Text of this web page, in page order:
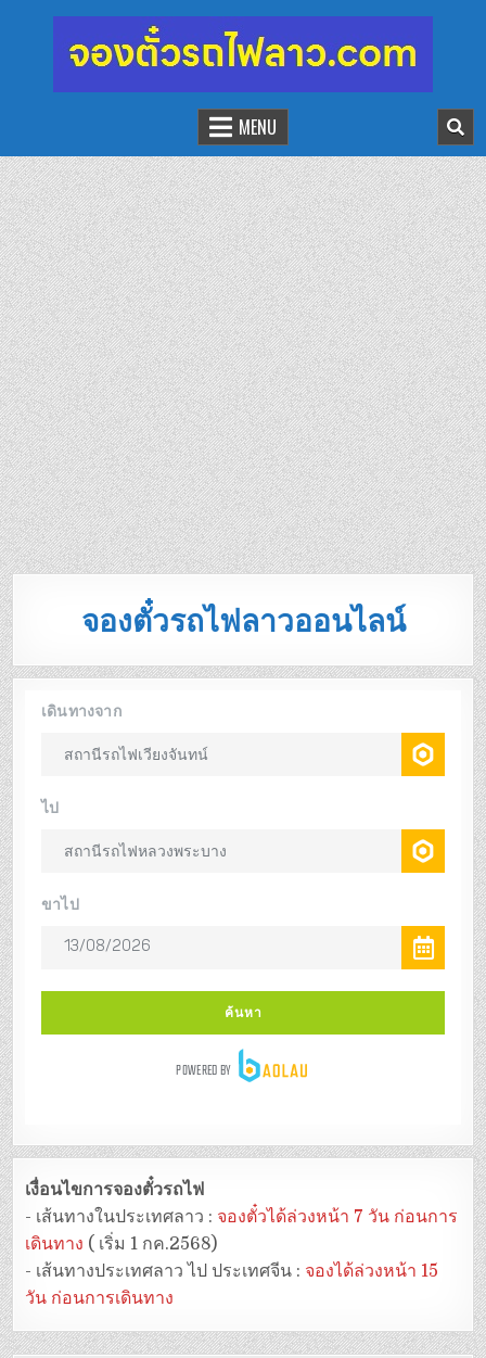
จองตั๋วรถไฟลาว-จีน
นั่งรถไฟเที่ยวประเทศลาว
MENU
จองตั๋วรถไฟลาวออนไลน์
เงื่อนไขการจองตั๋วรถไฟ
- เส้นทางในประเทศลาว : จองตั๋วได้ล่วงหน้า 7 วัน ก่อนการ
เดินทาง ( เริ่ม 1 กค.2568)
- เส้นทางประเทศลาว ไป ประเทศจีน : จองได้ล่วงหน้า 15
วัน ก่อนการเดินทาง